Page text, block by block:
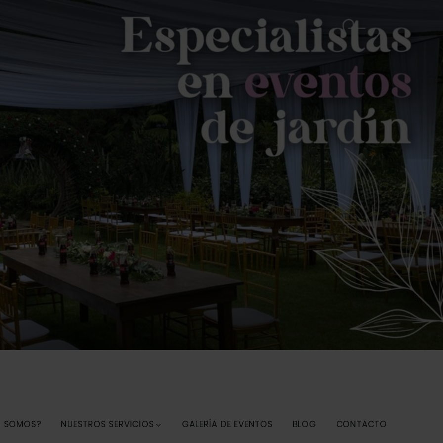
SOMOS? NUESTROS SERVICIOS GALERÍA DE EVENTOS BLOG
CONTACTO